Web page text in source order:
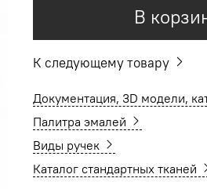
В
К следующему товару
Документация, 3D модели,
Палитра эмалей
Виды ручек
Каталог стандартных тканей